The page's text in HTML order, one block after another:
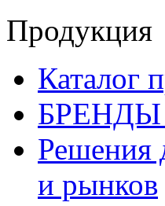
Продукция
Каталог
Решения
и рынков